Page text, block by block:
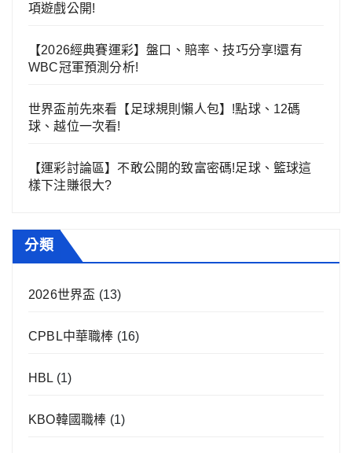
項遊戲公開!
【2026經典賽運彩】盤口、賠率、技巧分享!還有
WBC冠軍預測分析!
世界盃前先來看【足球規則懶人包】!點球、12碼
球、越位一次看!
【運彩討論區】不敢公開的致富密碼!足球、籃球這
樣下注賺很大?
分類
2026世界盃 (13)
CPBL中華職棒 (16)
HBL (1)
KBO韓國職棒 (1)